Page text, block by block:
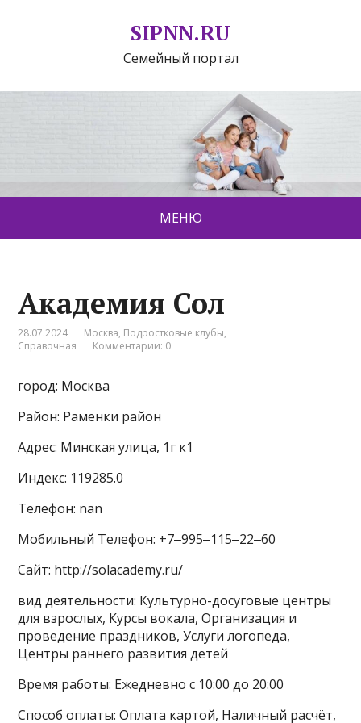
SIPNN.RU
Семейный портал
МЕНЮ
Академия Сол
28.07.2024 Москва, Подростковые клубы,
Справочная
Комментарии: 0
город: Москва
Район: Раменки район
Адрес: Минская улица, 1г к1
Индекс: 119285.0
Телефон: nan
Мобильный Телефон: +7‒995‒115‒22‒60
Сайт: http://solacademy.ru/
вид деятельности: Культурно-досуговые центры
для взрослых, Курсы вокала, Организация и
проведение праздников, Услуги логопеда,
Центры раннего развития детей
Время работы: Ежедневно с 10:00 до 20:00
Способ оплаты: Оплата картой, Наличный расчёт,